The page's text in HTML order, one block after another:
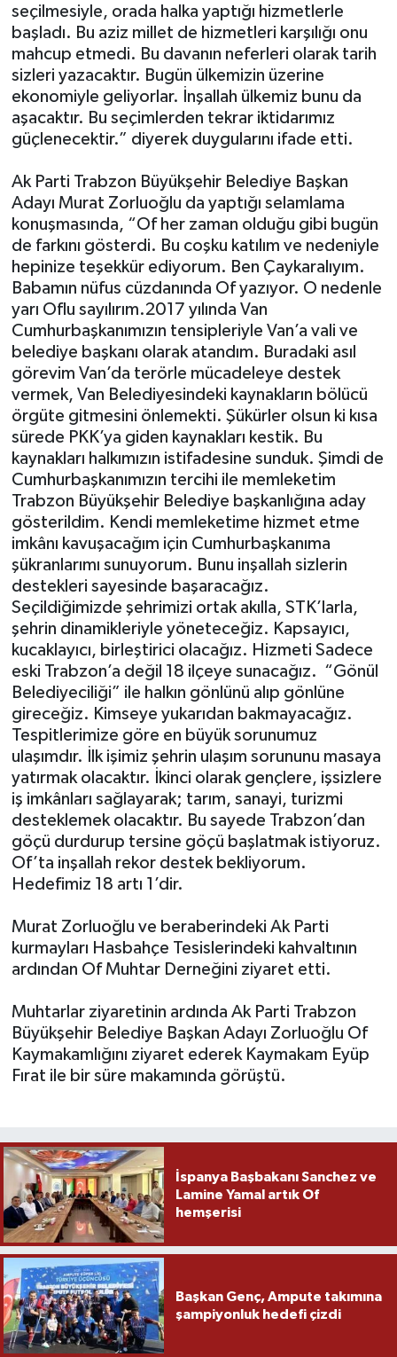
seçilmesiyle, orada halka yaptığı hizmetlerle
başladı. Bu aziz millet de hizmetleri karşılığı onu
mahcup etmedi. Bu davanın neferleri olarak tarih
sizleri yazacaktır. Bugün ülkemizin üzerine
ekonomiyle geliyorlar. İnşallah ülkemiz bunu da
aşacaktır. Bu seçimlerden tekrar iktidarımız
güçlenecektir.” diyerek duygularını ifade etti.
Ak Parti Trabzon Büyükşehir Belediye Başkan
Adayı Murat Zorluoğlu da yaptığı selamlama
konuşmasında, “Of her zaman olduğu gibi bugün
de farkını gösterdi. Bu coşku katılım ve nedeniyle
hepinize teşekkür ediyorum. Ben Çaykaralıyım.
Babamın nüfus cüzdanında Of yazıyor. O nedenle
yarı Oflu sayılırım.2017 yılında Van
Cumhurbaşkanımızın tensipleriyle Van’a vali ve
belediye başkanı olarak atandım. Buradaki asıl
görevim Van’da terörle mücadeleye destek
vermek, Van Belediyesindeki kaynakların bölücü
örgüte gitmesini önlemekti. Şükürler olsun ki kısa
sürede PKK’ya giden kaynakları kestik. Bu
kaynakları halkımızın istifadesine sunduk. Şimdi de
Cumhurbaşkanımızın tercihi ile memleketim
Trabzon Büyükşehir Belediye başkanlığına aday
gösterildim. Kendi memleketime hizmet etme
imkânı kavuşacağım için Cumhurbaşkanıma
şükranlarımı sunuyorum. Bunu inşallah sizlerin
destekleri sayesinde başaracağız.
Seçildiğimizde şehrimizi ortak akılla, STK’larla,
şehrin dinamikleriyle yöneteceğiz. Kapsayıcı,
kucaklayıcı, birleştirici olacağız. Hizmeti Sadece
eski Trabzon’a değil 18 ilçeye sunacağız. “Gönül
Belediyeciliği” ile halkın gönlünü alıp gönlüne
gireceğiz. Kimseye yukarıdan bakmayacağız.
Tespitlerimize göre en büyük sorunumuz
ulaşımdır. İlk işimiz şehrin ulaşım sorununu masaya
yatırmak olacaktır. İkinci olarak gençlere, işsizlere
iş imkânları sağlayarak; tarım, sanayi, turizmi
desteklemek olacaktır. Bu sayede Trabzon’dan
göçü durdurup tersine göçü başlatmak istiyoruz.
Of’ta inşallah rekor destek bekliyorum.
Hedefimiz 18 artı 1’dir.
Murat Zorluoğlu ve beraberindeki Ak Parti
kurmayları Hasbahçe Tesislerindeki kahvaltının
ardından Of Muhtar Derneğini ziyaret etti.
Muhtarlar ziyaretinin ardında Ak Parti Trabzon
Büyükşehir Belediye Başkan Adayı Zorluoğlu Of
Kaymakamlığını ziyaret ederek Kaymakam Eyüp
Fırat ile bir süre makamında görüştü.
İspanya Başbakanı Sanchez ve
Lamine Yamal artık Of
hemşerisi
Başkan Genç, Ampute takımına
şampiyonluk hedefi çizdi